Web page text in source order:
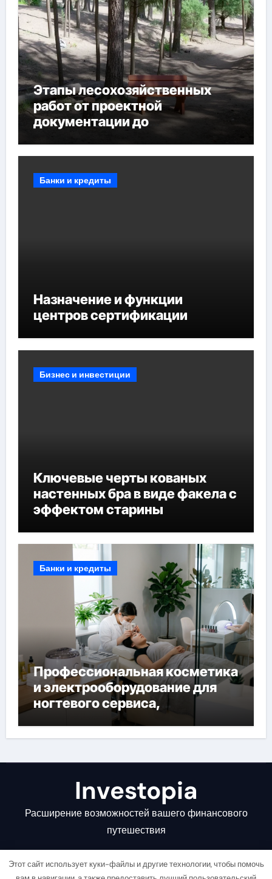
Этапы лесохозяйственных
работ от проектной
документации до
мероприятий и обустройства
Банки и кредиты
Назначение и функции
центров сертификации
Бизнес и инвестиции
Ключевые черты кованых
настенных бра в виде факела с
эффектом старины
Банки и кредиты
Профессиональная косметика
и электрооборудование для
ногтевого сервиса,
наращивания ресниц и
депиляции
Investopia
Расширение возможностей вашего финансового
путешествия
Этот сайт использует куки-файлы и другие технологии, чтобы помочь